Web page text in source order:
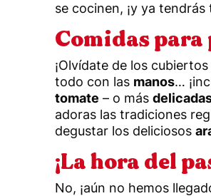
se cocinen, ¡y ya
Comidas
¡Olvídate de los
todo con las manos…
tomate – o más
adoras las tradiciones
degustar los deliciosos
¡La hora del
No, ¡aún no hemos